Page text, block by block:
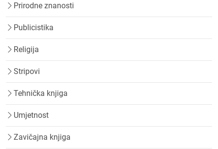
Prirodne znanosti
Publicistika
Religija
Stripovi
Tehnička knjiga
Umjetnost
Zavičajna knjiga